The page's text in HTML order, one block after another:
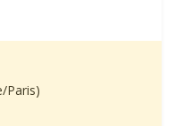
Paris)